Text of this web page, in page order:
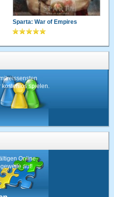
Sparta: War of Empires
spielen.
Online-
auf!